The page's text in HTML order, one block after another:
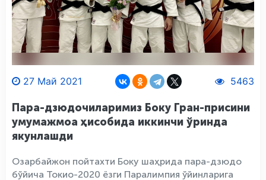
27 Май 2021 5463
Пара-дзюдочиларимиз Боку Гран-присини
умумажмоа ҳисобида иккинчи ўринда
якунлашди
Озарбайжон пойтахти Боку шаҳрида пара-дзюдо
бўйича Токио-2020 ёзги Паралимпия ўйинларига